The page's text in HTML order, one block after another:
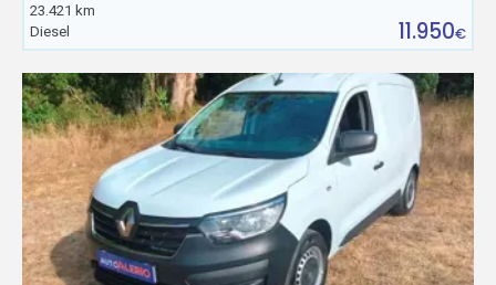
23.421 km
Diesel
11.950€